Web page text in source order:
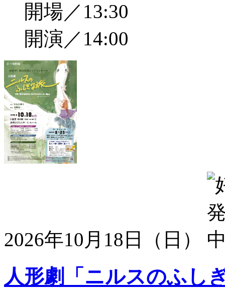
開場／13:30
開演／14:00
2026年10月18日（日）
人形劇「ニルスのふし